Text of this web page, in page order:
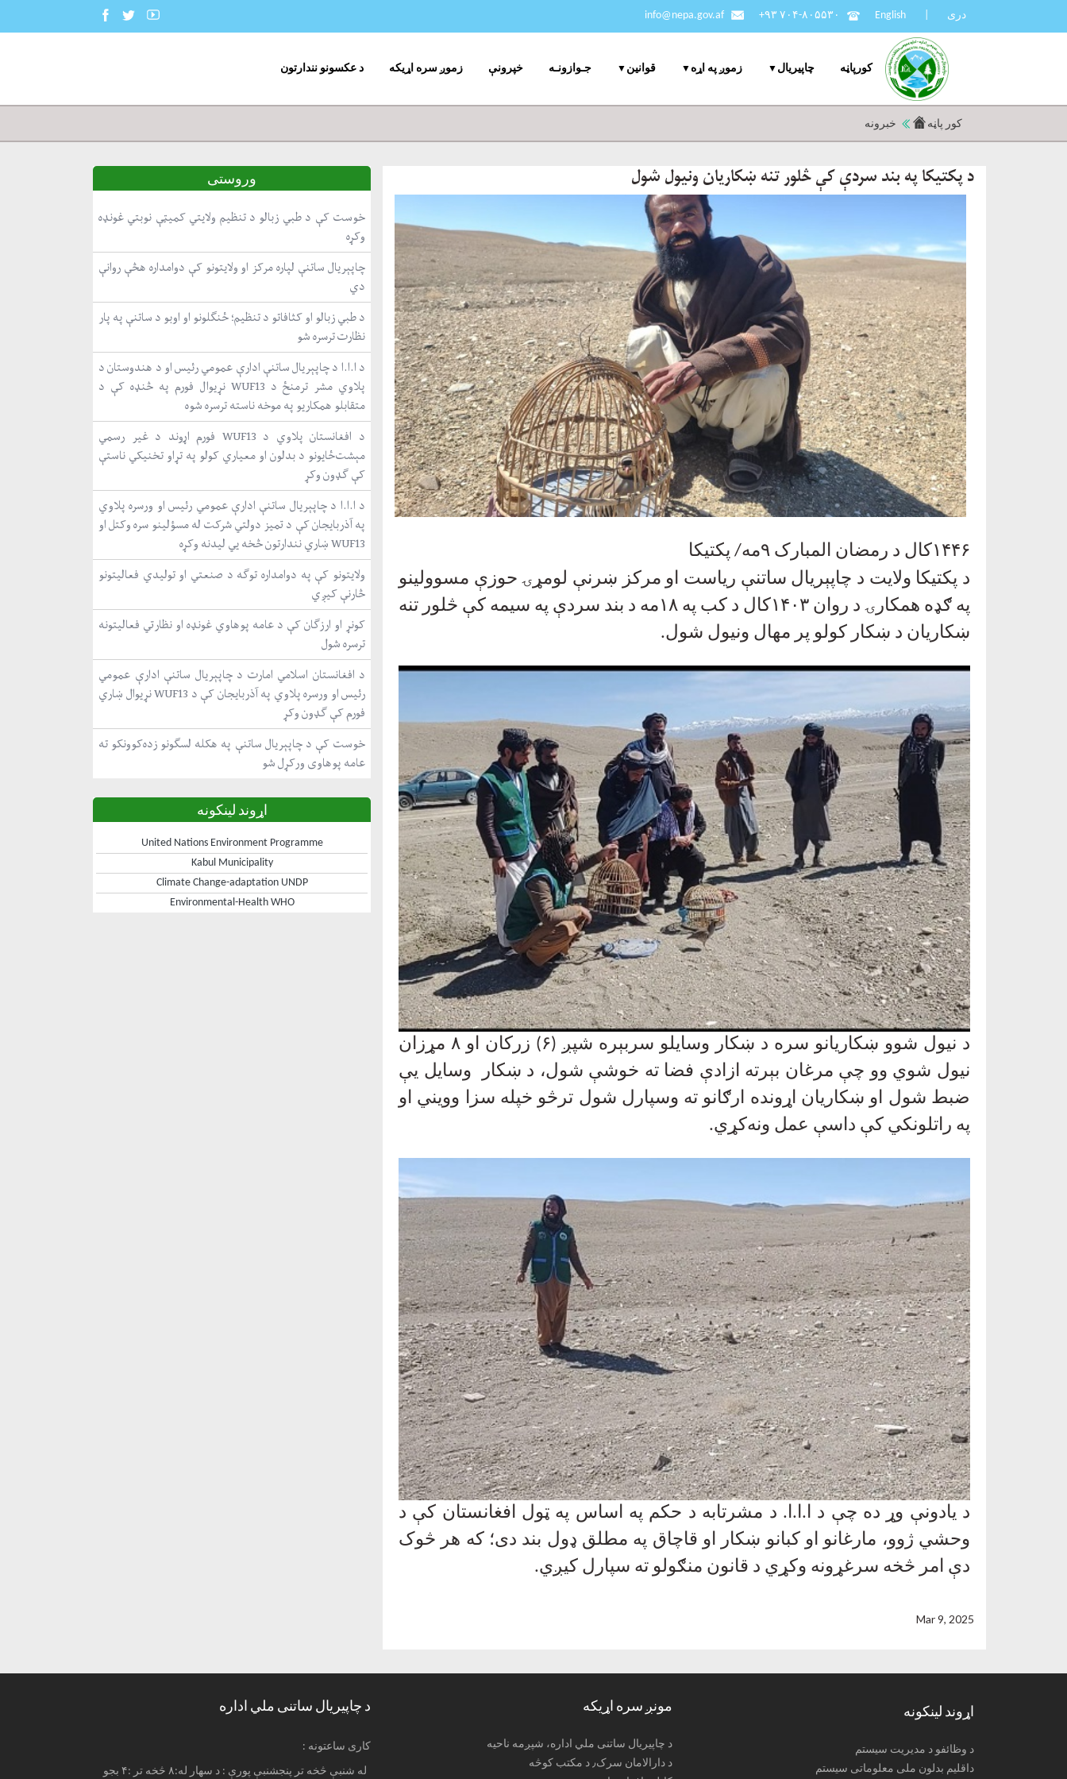
info@nepa.gov.af +۹۳ ۷۰۴-۸۰۵۵۳۰ English دری
د عکسونو نندارتون زموږ سره اړیکه خپرونې جـوازونـه قوانین زموږ په اړه چاپيریال کورپاڼه
خبرونه کور پاڼه
وروستی
خوست کې د طبي زبالو د تنظیم ولایتي کمیټې نوبتي غونډه
وکړه
چاپېریال ساتنې لپاره مرکز او ولایتونو کې دوامداره هڅې روانې
دي
د طبي زبالو او کثافاتو د تنظیم؛ ځنګلونو او اوبو د ساتنې په پار
نظارت ترسره شو
د ا.ا.ا د چاپېریال ساتنې ادارې عمومي رئیس او د هندوستان د
پلاوي مشر ترمنځ د WUF13 نړیوال فورم په څنډه کې د
متقابلو همکاریو په موخه ناسته ترسره شوه
د افغانستان پلاوي د WUF13 فورم اړوند د غیر رسمي
مېشت‌ځایونو د بدلون او معیاري کولو په تړاو تخنیکي ناستې
کې ګډون وکړ
د ا.ا.ا د چاپېریال ساتنې ادارې عمومي رئیس او ورسره پلاوي
په آذربایجان کې د تمیز دولتي شرکت له مسؤلینو سره وکتل او
WUF13 ښاري نندارتون څخه یي لیدنه وکړه
ولایتونو کې په دوامداره توګه د صنعتي او تولیدي فعالیتونو
څارنې کیږي
کونړ او ارزګان کې د عامه پوهاوي غونډه او نظارتي فعالیتونه
ترسره شول
د افغانستان اسلامي امارت د چاپېریال ساتنې ادارې عمومي
رئیس او ورسره پلاوي په آذربایجان کې د WUF13 نړیوال ښاري
فورم کې ګډون وکړ
خوست کې د چاپېریال ساتنې په هکله لسګونو زده‌کوونکو ته
عامه پوهاوی ورکړل شو
اړوند لینکونه
United Nations Environment Programme
Kabul Municipality
Climate Change-adaptation UNDP
Environmental-Health WHO
د پکتیکا په بند سردې کې څلور تنه ښکاریان ونیول شول
۱۴۴۶کال د رمضان المبارک ۹مه/ پکتیکا
د پکتیکا ولایت د چاپېریال ساتنې ریاست او مرکز ښرنې لومړۍ حوزې مسوولینو
په ګډه همکارۍ د روان ۱۴۰۳ کال د کب په ۱۸مه د بند سردې په سيمه کې څلور تنه
ښکاريان د ښکار کولو پر مهال ونيول شول.
د نیول شوو ښکاریانو سره د ښکار وسایلو سربېره شپږ (۶) زرکان او ۸ مړزان
نيول شوي وو چې مرغان بېرته ازادې فضا ته خوشې شول، د ښکار وسایل یې
ضبط شول او ښکاريان اړونده ارګانو ته وسپارل شول ترڅو خپله سزا وویني او
په راتلونکي کې داسې عمل ونه‌کړي.
د یادونې وړ ده چې د ا.ا.ا. د مشرتابه د حکم په اساس په ټول افغانستان کې د
وحشي ژوو، مارغانو او کبانو ښکار او قاچاق په مطلق ډول بند دی؛ که هر څوک
دې امر څخه سرغړونه وکړي د قانون منګولو ته سپارل کيږي.
Mar 9, 2025
د چاپیریال ساتنی ملي اداره
: کاری ساعتونه
له شنبې څخه تر پنجشنبې پورې : د سهار له:۸ څخه تر :۴ بجو
مونږ سره اړیکه
د چاپیریال ساتنی ملي اداره، شپږمه ناحیه
د دارالامان سرک٫ د مکتب کوڅه
اړوند لینکونه
د وظائفو د مدیریت سیستم
داقلیم بدلون ملی معلوماتی سیستم